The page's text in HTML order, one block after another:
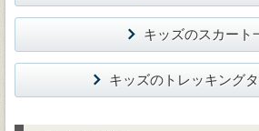
キッズのスカート
キッズのトレッキング